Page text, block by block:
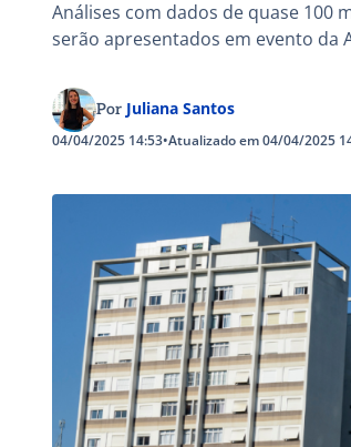
Análises com dados de quase 100
serão apresentados em evento da
Por Juliana Santos
04/04/2025 14:53•Atualizado em 04/04/2025